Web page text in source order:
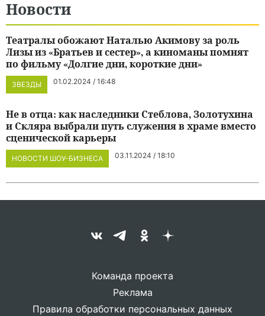
Новости
ЗВЕЗДЫ 01.02.2024 / 16:48
Театралы обожают Наталью Акимову за роль
Лизы из «Братьев и сестер», а киноманы помнят
по фильму «Долгие дни, короткие дни»
НОВОСТИ ШОУ-БИЗНЕСА 03.11.2024 / 18:10
Не в отца: как наследники Стеблова, Золотухина
и Скляра выбрали путь служения в храме вместо
сценической карьеры
Команда проекта
Реклама
Правила обработки персональных данных